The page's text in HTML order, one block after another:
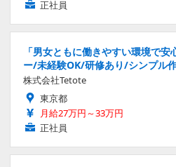
正社員
「男女ともに働きやすい環境で
ー/未経験OK/研修あり/シンプル
株式会社Tetote
東京都
月給27万円～33万円
正社員